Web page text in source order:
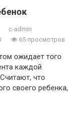
c-admin
65 просмотров
ожидает того
каждой
что
своего ребенка,